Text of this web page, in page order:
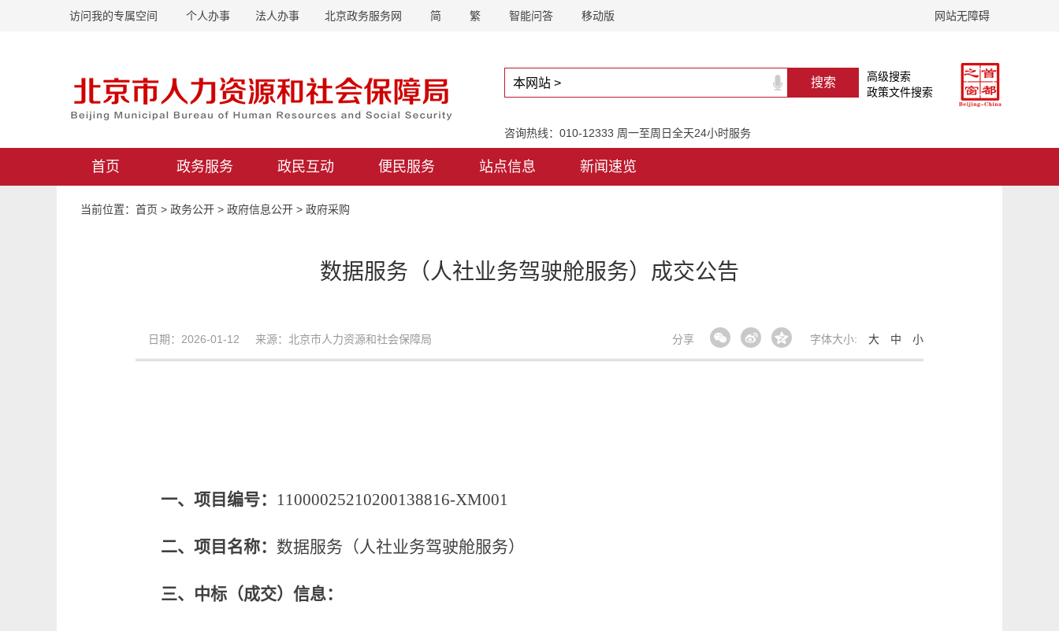
访问我的专属空间 个人办事 法人办事 北京政务服务网 简 繁 智能问答 移动版 网站无障碍
高级搜索
政策文件搜索
咨询热线：010-12333 周一至周日全天24小时服务
首页 政务服务 政民互动 便民服务 站点信息 新闻速览
当前位置： 首页 > 政务公开 > 政府信息公开 > 政府采购
数据服务（人社业务驾驶舱服务）成交公告
日期：2026-01-12 来源：北京市人力资源和社会保障局 字体大小: 大 中 小
分享
一、项目编号： 11000025210200138816-XM001
二、项目名称： 数据服务（人社业务驾驶舱服务）
三、中标（成交）信息：